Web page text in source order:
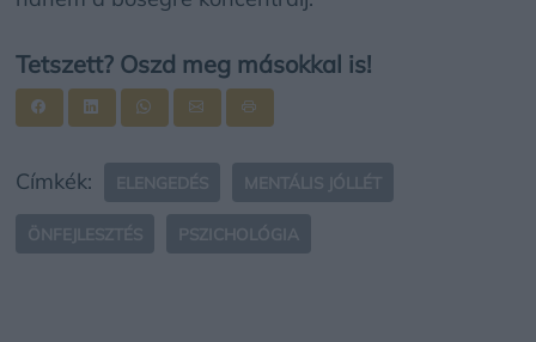
Tetszett? Oszd meg másokkal is!
Címkék: ELENGEDÉS MENTÁLIS JÓLLÉT
ÖNFEJLESZTÉS PSZICHOLÓGIA